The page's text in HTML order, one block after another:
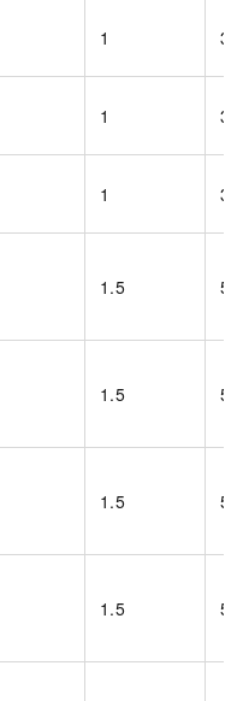
1
1
1
1.5
1.5
1.5
1.5